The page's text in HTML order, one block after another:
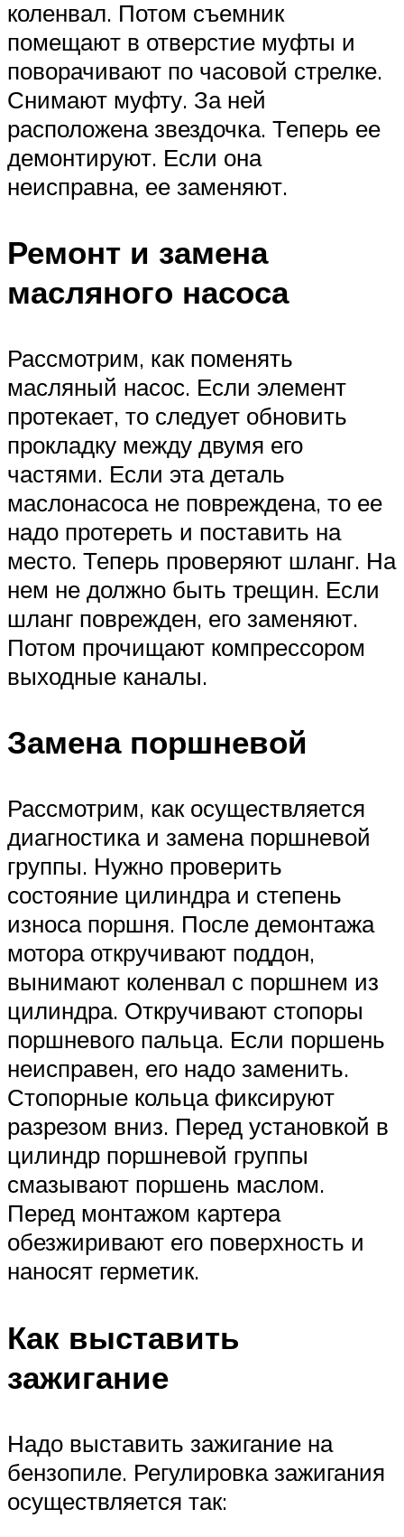
коленвал. Потом съемник
помещают в отверстие муфты и
поворачивают по часовой стрелке.
Снимают муфту. За ней
расположена звездочка. Теперь ее
демонтируют. Если она
неисправна, ее заменяют.
Ремонт и замена
масляного насоса
Рассмотрим, как поменять
масляный насос. Если элемент
протекает, то следует обновить
прокладку между двумя его
частями. Если эта деталь
маслонасоса не повреждена, то ее
надо протереть и поставить на
место. Теперь проверяют шланг. На
нем не должно быть трещин. Если
шланг поврежден, его заменяют.
Потом прочищают компрессором
выходные каналы.
Замена поршневой
Рассмотрим, как осуществляется
диагностика и замена поршневой
группы. Нужно проверить
состояние цилиндра и степень
износа поршня. После демонтажа
мотора откручивают поддон,
вынимают коленвал с поршнем из
цилиндра. Откручивают стопоры
поршневого пальца. Если поршень
неисправен, его надо заменить.
Стопорные кольца фиксируют
разрезом вниз. Перед установкой в
цилиндр поршневой группы
смазывают поршень маслом.
Перед монтажом картера
обезжиривают его поверхность и
наносят герметик.
Как выставить
зажигание
Надо выставить зажигание на
бензопиле. Регулировка зажигания
осуществляется так: